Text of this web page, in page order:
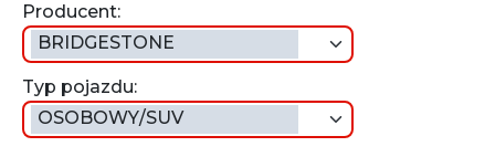
Producent:
BRIDGESTONE
Typ pojazdu:
OSOBOWY/SUV